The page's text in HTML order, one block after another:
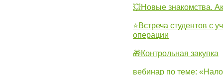
💥Новые знакомства.
⭐Встреча студентов с
операции
🎁Контрольная закупка
вебинар по теме: